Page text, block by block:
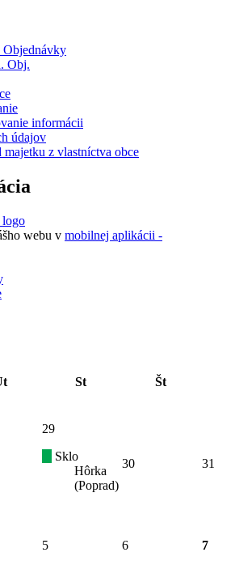
Objednávky
Obj.
informácii
údajov
majetku z vlastníctva obce
webu v mobilnej aplikácii -
St Št
29
Sklo
Hôrka
(Poprad)
30 31
5 6
7